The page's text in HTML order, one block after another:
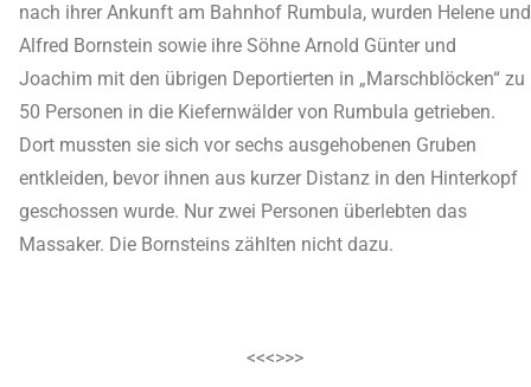
nach ihrer Ankunft am Bahnhof Rumbula, wurden Helene und
Alfred Bornstein sowie ihre Söhne Arnold Günter und
Joachim mit den übrigen Deportierten in „Marschblöcken“ zu
50 Personen in die Kiefernwälder von Rumbula getrieben.
Dort mussten sie sich vor sechs ausgehobenen Gruben
entkleiden, bevor ihnen aus kurzer Distanz in den Hinterkopf
geschossen wurde. Nur zwei Personen überlebten das
Massaker. Die Bornsteins zählten nicht dazu.
<<<>>>